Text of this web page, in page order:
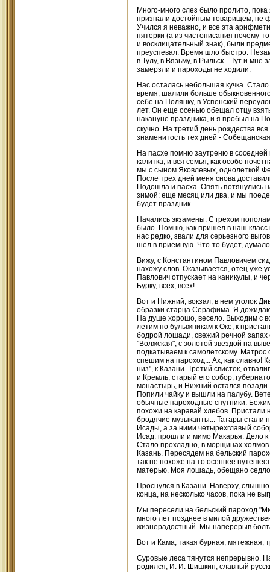
Много-много слез было пролито,
признали достойным товарищем, не
Учился я неважно, и все эта
пятерки (а из чистописания почему-
и восклицательный знак), были
преуспевал. Время шло быстро.
в Тулу, в Вязьму, в Рыльск... Тут и
замерзли и пароходы не ходили.
Нас осталась небольшая кучка.
время, шалили больше
себе на Полянку, в Успенский
лет. Он еще осенью обещал отцу
накануне праздника, и я пробыл на
скучно. На третий день рождества
знаменитость тех дней -
На пасхе помню заутреню в
калитка, и вся семья, как особо
мы с сыном Яковлевых, однолеткой
После трех дней меня снова
Подошла и пасха. Опять потянулись
зимой: еще месяц или два, и мы
будет праздник.
Начались экзамены. С грехом
было. Помню, как пришел в наш класс
нас редко, звали для серьезного
шел в приемную. Что-то будет,
Вижу, с Константином Павловичем
нахожу слов. Оказывается, отец уже
Павлович отпускает на каникулы, и
Бурку, всех, всех!
Вот и Нижний, вокзал, в нем уголок
образки старца Серафима. Я
На душе хорошо, весело. Выходим с
летим по булыжникам к Оке, к
бодрой лошади, свежий речной запах
"Волжская", с золотой звездой на
подкатываем к самолетскому. Матрос
спешим на пароход... Ах, как славно!
низ", к Казани. Третий свисток,
и Кремль, старый его собор,
монастырь, и Нижний остался
Попили чайку и вышли на палубу.
обычные пароходные спутники.
похожи на каравай хлебов. Пристали
бродячие музыканты... Татары стали
Исады, а за ними четырехглавый
Исад: прошли и мимо Макарья. Дело к
Стало прохладно, в морщинах холмов
Казань. Пересядем на бельский
так не похоже на то осеннее
матерью. Моя лошадь, обещано
Проснулся в Казани. Наверху,
конца, на несколько часов, пока не
Мы пересели на бельский пароход
много лет позднее в милой
жизнерадостный. Мы наперерыв
Вот и Кама, такая бурная, мятежная,
Суровые леса тянутся непрерывно.
родился, И. И. Шишкин, славный